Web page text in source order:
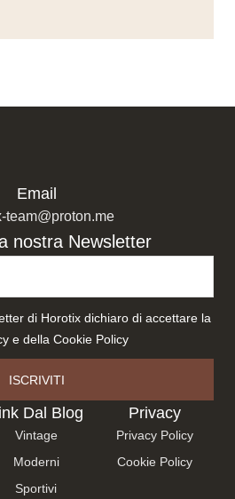
Dal Blog
Vintage
Moderni
Sportivi
Privacy
Privacy Policy
Cookie Policy
nostra Newsletter
di Horotix dichiaro di accettare la
e della Cookie Policy
ISCRIVITI
Email
team@proton.me